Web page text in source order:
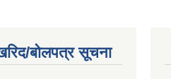
बोलपत्र सूचना